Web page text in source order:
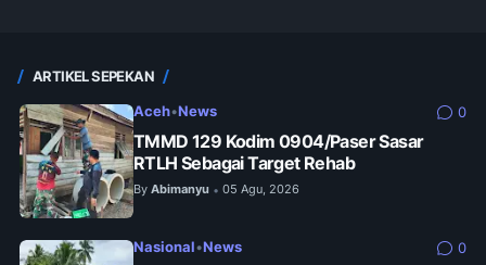
ARTIKEL SEPEKAN
Aceh•News 0
TMMD 129 Kodim 0904/Paser Sasar
RTLH Sebagai Target Rehab
By Abimanyu • 05 Agu, 2026
Nasional•News 0